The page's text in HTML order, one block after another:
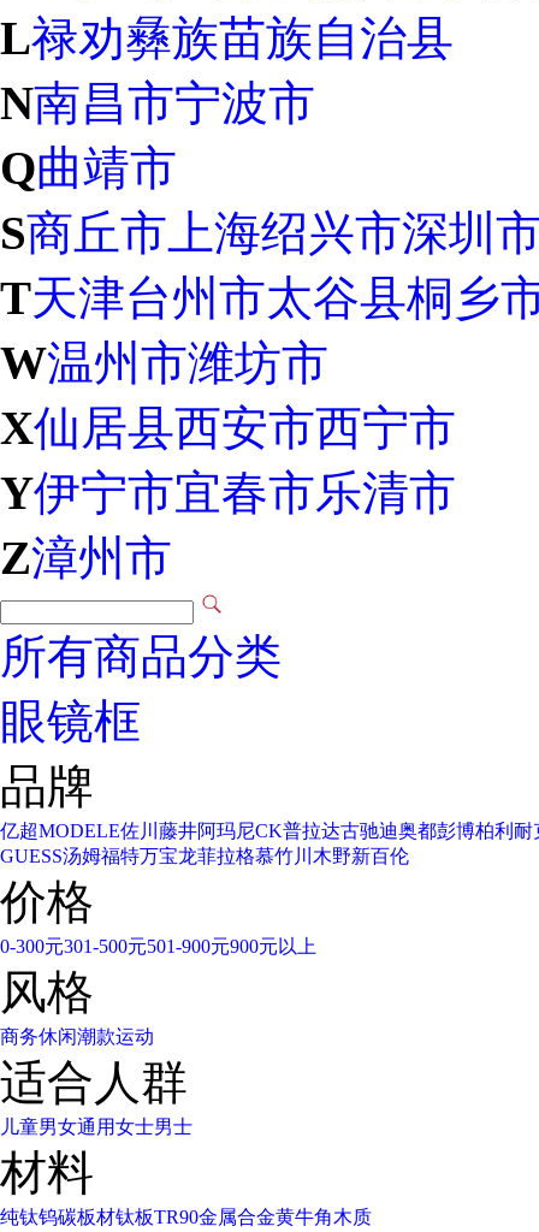
L禄劝彝族苗族自治县
N南昌市宁波市
Q曲靖市
S商丘市 上海绍兴市深圳
T天津台州市太谷县桐乡
W温州市潍坊市
X仙居县西安市西宁市
Y伊宁市宜春市乐清市
Z漳州市
所有商品分类
眼镜框
品牌
亿超MODELE佐川藤井阿玛尼CK普拉达古驰迪奥都彭博柏利 耐
GUESS汤姆福特万宝龙菲拉格慕竹川木野新百伦
价格
0-300元301-500元501-900元900元以上
风格
商务休闲潮款运动
适合人群
儿童男女通用女士男士
材料
纯钛钨碳板材钛板TR90金属合金黄牛角木质